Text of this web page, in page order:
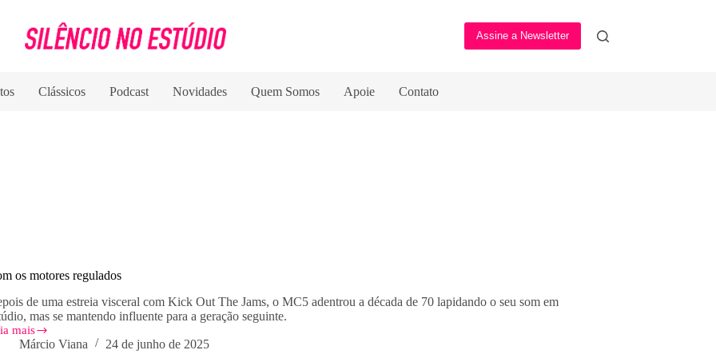
Assine a Newsletter
Clássicos Podcast Novidades Quem Somos Apoie Contato
os motores regulados
de uma estreia visceral com Kick Out The Jams, o MC5 adentrou a década de 70 lapidando o seu som em
mas se mantendo influente para a geração seguinte.
mais
Márcio Viana 24 de junho de 2025